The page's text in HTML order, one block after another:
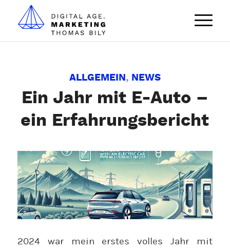
ALLGEMEIN , NEWS
Ein Jahr mit E-Auto –
ein Erfahrungsbericht
2024 war mein erstes volles Jahr mit